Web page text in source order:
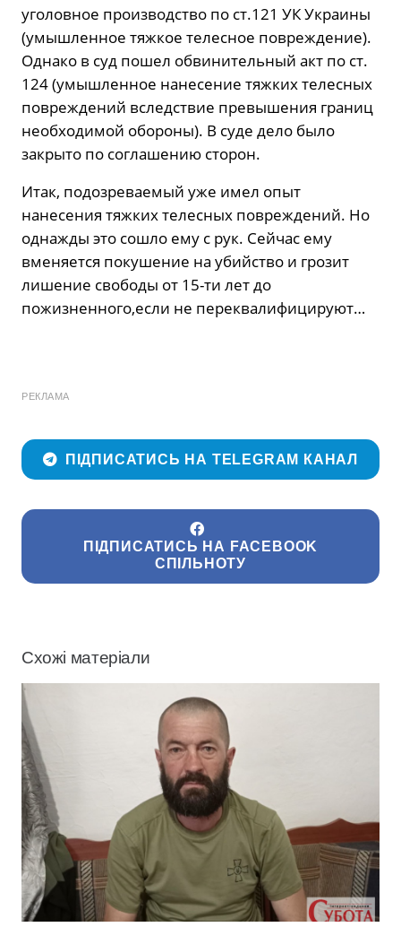
уголовное производство по ст.121 УК Украины
(умышленное тяжкое телесное повреждение).
Однако в суд пошел обвинительный акт по ст.
124 (умышленное нанесение тяжких телесных
повреждений вследствие превышения границ
необходимой обороны). В суде дело было
закрыто по соглашению сторон.
Итак, подозреваемый уже имел опыт
нанесения тяжких телесных повреждений. Но
однажды это сошло ему с рук. Сейчас ему
вменяется покушение на убийство и грозит
лишение свободы от 15-ти лет до
пожизненного,если не переквалифицируют…
РЕКЛАМА
ПІДПИСАТИСЬ НА TELEGRAM КАНАЛ
ПІДПИСАТИСЬ НА FACEBOOK
СПІЛЬНОТУ
Схожі матеріали